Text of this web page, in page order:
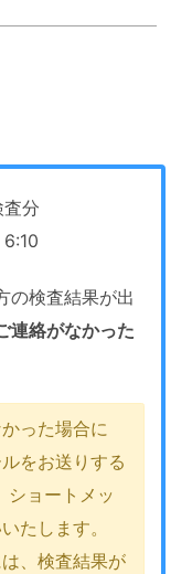
分
の検査結果が出
連絡がなかった
った場合に
をお送りする
ショートメッ
たします。
、検査結果が